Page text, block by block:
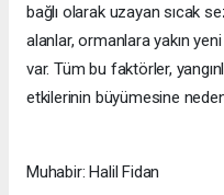
bağlı olarak uzayan sıcak
alanlar, ormanlara yakın
var. Tüm bu faktörler,
etkilerinin büyümesine
Muhabir: Halil Fidan